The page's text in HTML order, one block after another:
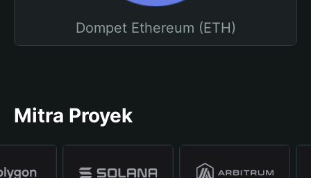
Dompet Ethereum (ETH)
Mitra Proyek